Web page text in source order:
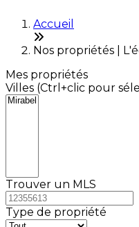
Accueil
Nos propriétés |
Mes propriétés
Villes (Ctrl+clic pour
Trouver un MLS
Type de propriété